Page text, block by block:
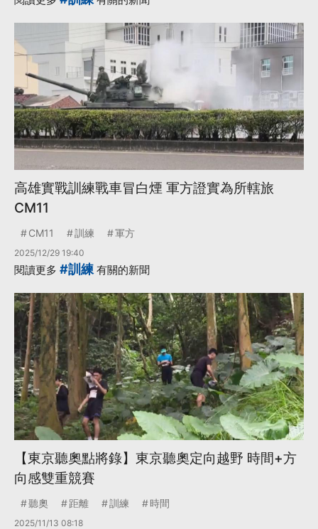
高雄實戰訓練戰車冒白煙 軍方證實為所轄旅
CM11
CM11 訓練 軍方
2025/12/29 19:40
閱讀更多 #訓練 有關的新聞
【東京聽奧點將錄】東京聽奧定向越野 時間+方
向感雙重競賽
聽奧 距離 訓練 時間
2025/11/13 08:18